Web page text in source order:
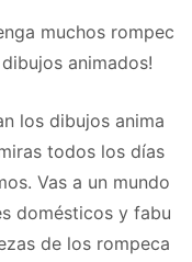
muchos rompec
animados!
los dibujos anima
todos los días
Vas a un mundo
domésticos y fabu
de los rompeca